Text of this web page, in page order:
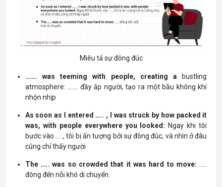
Miêu tả sự đông đúc
……. was teeming with people, creating a
bustling
atmosphere: ……. đầy ắp người, tạo ra một bầu không khí
nhộn nhịp
As soon as I entered ….. , I was struck by how packed it
was, with people everywhere you looked: Ngay khi tôi
bước vào ….., tôi bị ấn tượng bởi sự đông đúc, và nhìn ở đâu
cũng chỉ thấy người
The ….. was so crowded that it was hard to move:
đông đến nỗi khó di chuyển.